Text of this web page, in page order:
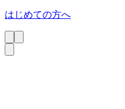
はじめての方へ